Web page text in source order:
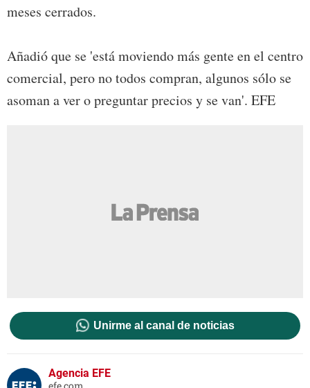
meses cerrados.
Añadió que se 'está moviendo más gente en el centro
comercial, pero no todos compran, algunos sólo se
asoman a ver o preguntar precios y se van'. EFE
Unirme al canal de noticias
Agencia EFE